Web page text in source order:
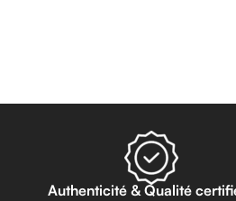
Authenticité & Qualité